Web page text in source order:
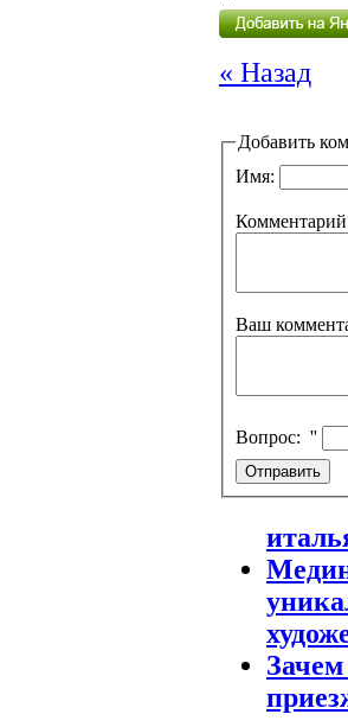
« Назад
Добавить
Имя:
Ваш
Вопрос: ''